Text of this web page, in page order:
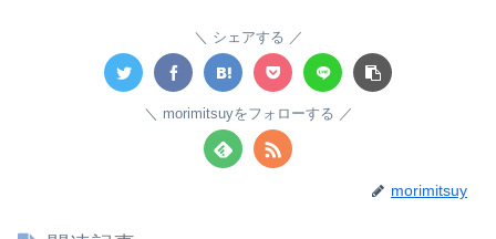
シェアする
morimitsuyをフォローする
morimitsuy